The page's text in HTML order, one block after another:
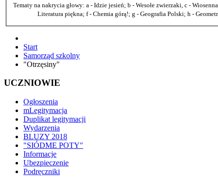
Tematy na nakrycia głowy: a - Idzie jesień; b - Wesołe zwierzaki, c -
Literatura piękna; f - Chemia górą!; g - Geografia Polski; h -
Start
Samorząd szkolny
"Otrzęsiny"
UCZNIOWIE
Ogłoszenia
mLegitymacja
Duplikat legitymacji
Wydarzenia
BLUZY 2018
"SIÓDME POTY"
Informacje
Ubezpieczenie
Podręczniki